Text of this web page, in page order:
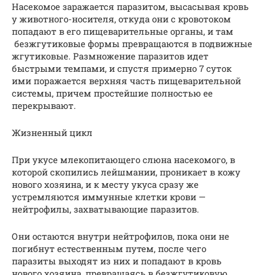
Насекомое заражается паразитом, высасывая кровь
у животного-носителя, откуда они с кровотоком
попадают в его пищеварительные органы, и там
безжгутиковые формы превращаются в подвижные
жгутиковые. Размножение паразитов идет
быстрыми темпами, и спустя примерно 7 суток
ими поражается верхняя часть пищеварительной
системы, причем простейшие полностью ее
перекрывают.
Жизненный цикл
При укусе млекопитающего слюна насекомого, в
которой скопились лейшмании, проникает в кожу
нового хозяина, и к месту укуса сразу же
устремляются иммунные клетки крови —
нейтрофилы, захватывающие паразитов.
Они остаются внутри нейтрофилов, пока они не
погибнут естественным путем, после чего
паразиты выходят из них и попадают в кровь